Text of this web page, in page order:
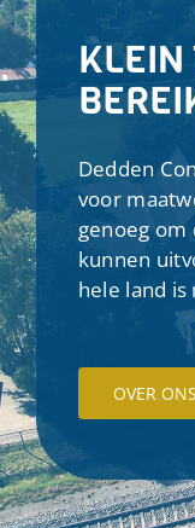
KLEIN
Dedden
voor
genoeg om
kunnen
hele land is
OVER ONS